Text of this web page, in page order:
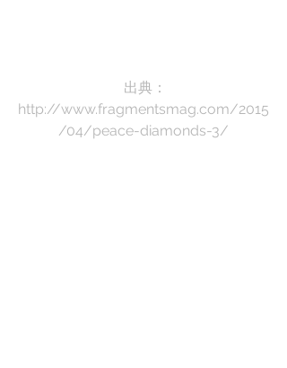
出典：
http://www.fragmentsmag.com/2015
/04/peace-diamonds-3/